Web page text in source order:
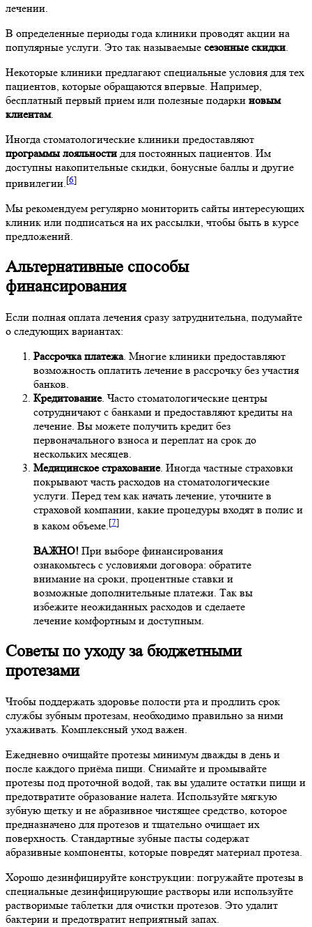
лечении.
В определенные периоды года клиники проводят акции на
популярные услуги. Это так называемые сезонные скидки
Некоторые клиники предлагают специальные условия для тех
пациентов, которые обращаются впервые. Например,
бесплатный первый прием или полезные подарки новым
клиентам.
Иногда стоматологические клиники предоставляют
программы лояльности для постоянных пациентов. Им
доступны накопительные скидки, бонусные баллы и другие
привилегии.[6]
Мы рекомендуем регулярно мониторить сайты интересующих
клиник или подписаться на их рассылки, чтобы быть в курсе
предложений.
Альтернативные способы
финансирования
Если полная оплата лечения сразу затруднительна, подумайте
о следующих вариантах:
Рассрочка платежа. Многие клиники предоставляют
возможность оплатить лечение в рассрочку без участия
банков.
Кредитование. Часто стоматологические центры
сотрудничают с банками и предоставляют кредиты на
лечение. Вы можете получить кредит без
первоначального взноса и переплат на срок до
нескольких месяцев.
Медицинское страхование. Иногда частные страховки
покрывают часть расходов на стоматологические
услуги. Перед тем как начать лечение, уточните в
страховой компании, какие процедуры входят в полис и
в каком объеме.[7]
ВАЖНО! При выборе финансирования
ознакомьтесь с условиями договора: обратите
внимание на сроки, процентные ставки и
возможные дополнительные платежи. Так вы
избежите неожиданных расходов и сделаете
лечение комфортным и доступным.
Советы по уходу за бюджетными
протезами
Чтобы поддержать здоровье полости рта и продлить срок
службы зубным протезам, необходимо правильно за ними
ухаживать. Комплексный уход важен.
Ежедневно очищайте протезы минимум дважды в день и
после каждого приёма пищи. Снимайте и промывайте
протезы под проточной водой, так вы удалите остатки пищи и
предотвратите образование налета. Используйте мягкую
зубную щетку и не абразивное чистящее средство, которое
предназначено для протезов и тщательно очищает их
поверхность. Стандартные зубные пасты содержат
абразивные компоненты, которые повредят материал протеза.
Хорошо дезинфицируйте конструкции: погружайте протезы в
специальные дезинфицирующие растворы или используйте
растворимые таблетки для очистки протезов. Это удалит
бактерии и предотвратит неприятный запах.